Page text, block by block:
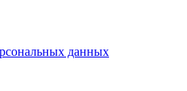
данных